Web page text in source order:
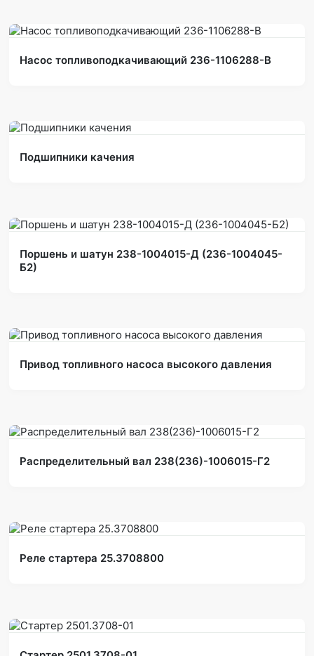
Насос топливоподкачивающий 236-1106288-В
Подшипники качения
Поршень и шатун 238-1004015-Д (236-1004045-
Б2)
Привод топливного насоса высокого давления
Распределительный вал 238(236)-1006015-Г2
Реле стартера 25.3708800